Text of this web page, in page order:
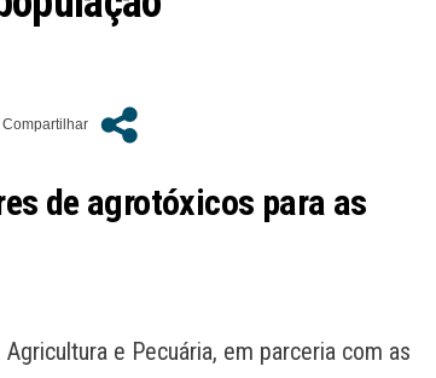
de agrotóxicos para as
e Pecuária, em parceria com as